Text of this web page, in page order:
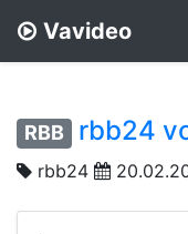
Vavideo
RBB rbb24
rbb24